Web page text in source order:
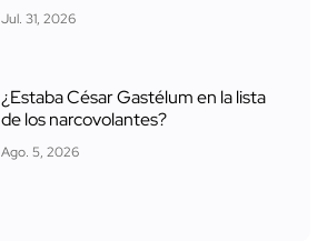
Jul. 31, 2026
¿Estaba César Gastélum en la lista
de los narcovolantes?
Ago. 5, 2026